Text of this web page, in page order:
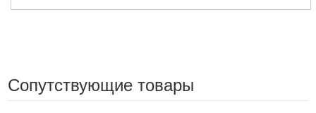
Сопутствующие товары